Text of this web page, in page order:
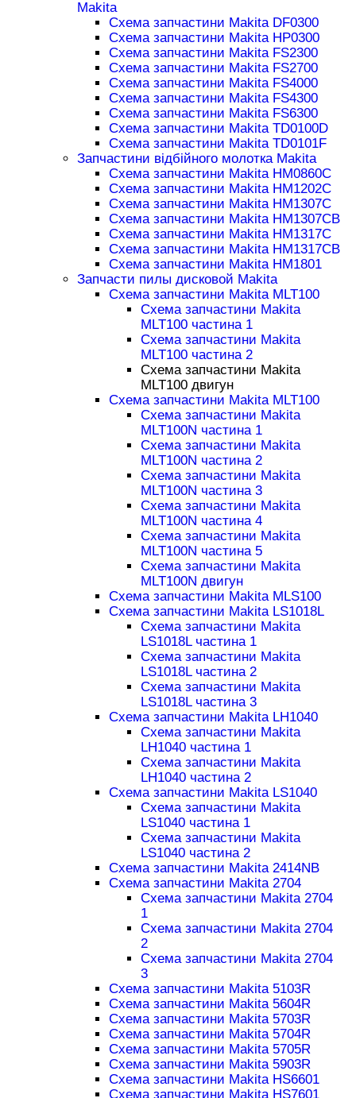
Makita
Схема запчастини Makita DF0300
Схема запчастини Makita HP0300
Схема запчастини Makita FS2300
Схема запчастини Makita FS2700
Схема запчастини Makita FS4000
Схема запчастини Makita FS4300
Схема запчастини Makita FS6300
Схема запчастини Makita TD0100D
Схема запчастини Makita TD0101F
Запчастини відбійного молотка Makita
Схема запчастини Makita HM0860C
Схема запчастини Makita HM1202C
Схема запчастини Makita HM1307C
Схема запчастини Makita HM1307CB
Схема запчастини Makita HM1317C
Схема запчастини Makita HM1317CB
Схема запчастини Makita HM1801
Запчасти пилы дисковой Makita
Схема запчастини Makita MLT100
Схема запчастини Makita
MLT100 частина 1
Схема запчастини Makita
MLT100 частина 2
Схема запчастини Makita
MLT100 двигун
Схема запчастини Makita MLT100
Схема запчастини Makita
MLT100N частина 1
Схема запчастини Makita
MLT100N частина 2
Схема запчастини Makita
MLT100N частина 3
Схема запчастини Makita
MLT100N частина 4
Схема запчастини Makita
MLT100N частина 5
Схема запчастини Makita
MLT100N двигун
Схема запчастини Makita MLS100
Схема запчастини Makita LS1018L
Схема запчастини Makita
LS1018L частина 1
Схема запчастини Makita
LS1018L частина 2
Схема запчастини Makita
LS1018L частина 3
Схема запчастини Makita LH1040
Схема запчастини Makita
LH1040 частина 1
Схема запчастини Makita
LH1040 частина 2
Схема запчастини Makita LS1040
Схема запчастини Makita
LS1040 частина 1
Схема запчастини Makita
LS1040 частина 2
Схема запчастини Makita 2414NB
Схема запчастини Makita 2704
Схема запчастини Makita 2704
1
Схема запчастини Makita 2704
2
Схема запчастини Makita 2704
3
Схема запчастини Makita 5103R
Схема запчастини Makita 5604R
Схема запчастини Makita 5703R
Схема запчастини Makita 5704R
Схема запчастини Makita 5705R
Схема запчастини Makita 5903R
Схема запчастини Makita HS6601
Схема запчастини Makita HS7601